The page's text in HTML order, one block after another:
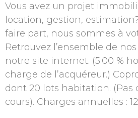
Vous avez un projet
location, gestion,
faire part, nous sommes à
Retrouvez l’ensemble de
notre site internet. (5.00 %
charge de l’acquéreur.)
dont 20 lots habitation. (Pas
cours). Charges annuelles :